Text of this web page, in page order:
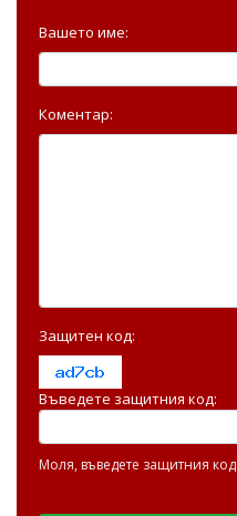
Вашето име:
Коментар:
Защитен код:
Въведете защитния код:
Моля, въведете защитния код